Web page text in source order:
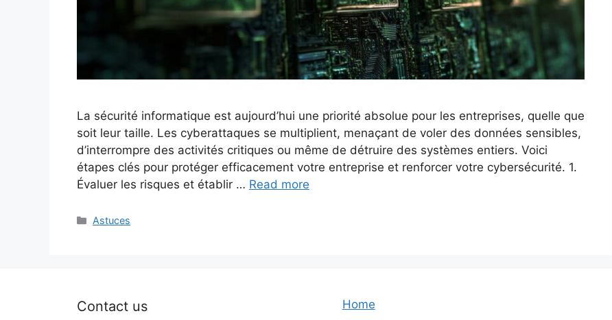
La sécurité informatique est aujourd’hui une priorité absolue pour les entreprises, quelle que
soit leur taille. Les cyberattaques se multiplient, menaçant de voler des données sensibles,
d’interrompre des activités critiques ou même de détruire des systèmes entiers. Voici
étapes clés pour protéger efficacement votre entreprise et renforcer votre cybersécurité. 1.
Évaluer les risques et établir … Read more
Categories
Astuces
Contact us Home